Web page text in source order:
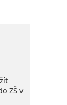
ZŠ v